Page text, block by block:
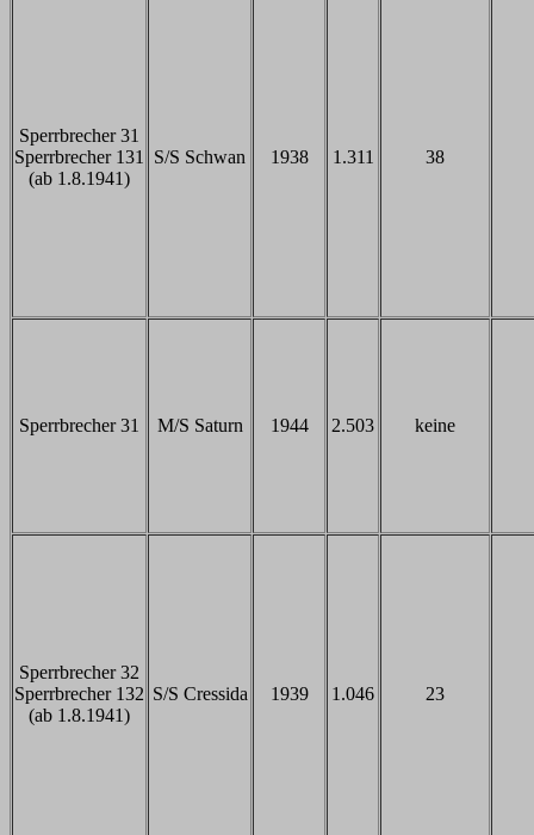
Sperrbrecher 31
Sperrbrecher 131
(ab 1.8.1941)
S/S Schwan 1938 1.311 38
Sperrbrecher 31 M/S Saturn 1944 2.503 keine
Sperrbrecher 32
Sperrbrecher 132
(ab 1.8.1941)
S/S Cressida 1939 1.046 23